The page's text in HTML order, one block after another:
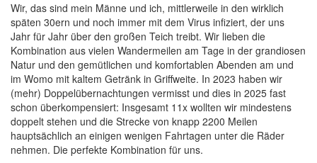
Wir, das sind mein Männe und ich, mittlerweile in den wirklich
späten 30ern und noch immer mit dem Virus infiziert, der uns
Jahr für Jahr über den großen Teich treibt. Wir lieben die
Kombination aus vielen Wandermeilen am Tage in der grandiosen
Natur und den gemütlichen und komfortablen Abenden am und
im Womo mit kaltem Getränk in Griffweite. In 2023 haben wir
(mehr) Doppelübernachtungen vermisst und dies in 2025 fast
schon überkompensiert: Insgesamt 11x wollten wir mindestens
doppelt stehen und die Strecke von knapp 2200 Meilen
hauptsächlich an einigen wenigen Fahrtagen unter die Räder
nehmen. Die perfekte Kombination für uns.